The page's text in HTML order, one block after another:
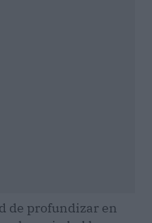
de profundizar en